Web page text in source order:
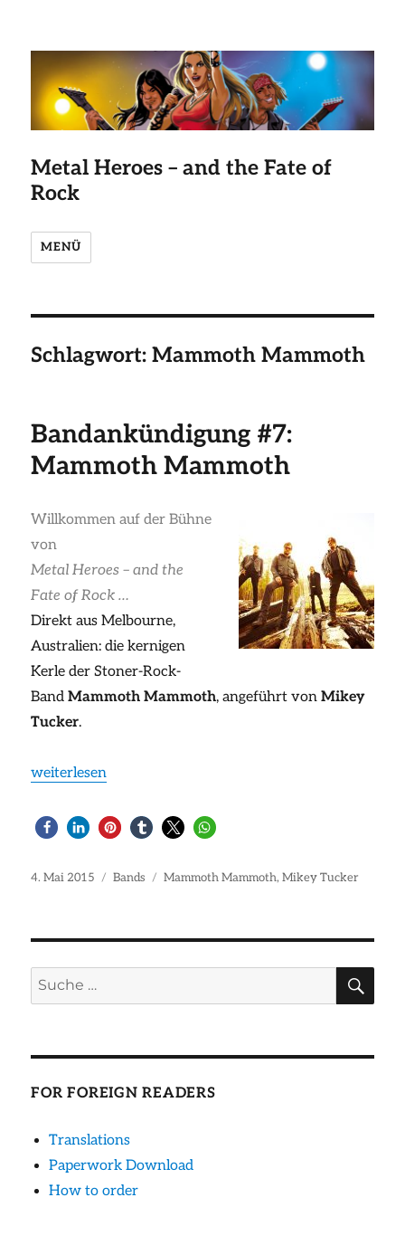
Metal Heroes – and the Fate of
Rock
MENÜ
Schlagwort:Mammoth Mammoth
Bandankündigung #7:
Mammoth Mammoth
Willkommen auf der Bühne
von
Metal Heroes – and the
Fate of Rock …
Direkt aus Melbourne,
Australien: die kernigen
Kerle der Stoner-Rock-
BandMammoth Mammoth, angeführt vonMikey
Tucker.
„Bandankündigung #7: Mammoth Mammoth“
weiterlesen
Veröffentlicht
4. Mai 2015 Kategorien
Bands Schlagwörter
Mammoth Mammoth,Mikey Tucker
Suche
nach:
FOR FOREIGN READERS
Translations
Paperwork Download
How to order